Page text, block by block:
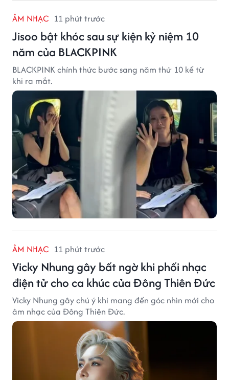
ÂM NHẠC 11 phút trước
Jisoo bật khóc sau sự kiện kỷ niệm 10
năm của BLACKPINK
BLACKPINK chính thức bước sang năm thứ 10 kể từ
khi ra mắt.
ÂM NHẠC 11 phút trước
Vicky Nhung gây bất ngờ khi phối nhạc
điện tử cho ca khúc của Đông Thiên Đức
Vicky Nhung gây chú ý khi mang đến góc nhìn mới cho
âm nhạc của Đông Thiên Đức.